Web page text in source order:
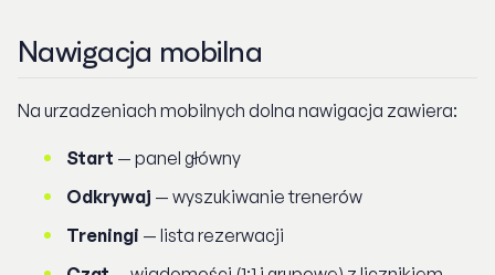
Nawigacja mobilna
Na urzadzeniach mobilnych dolna nawigacja zawiera:
Start — panel główny
Odkrywaj — wyszukiwanie trenerów
Treningi — lista rezerwacji